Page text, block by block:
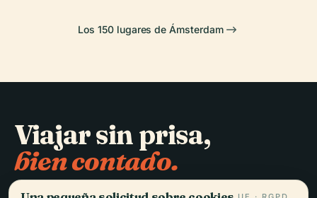
Los 150 lugares de Ámsterdam
Viajar sin prisa,
bien contado.